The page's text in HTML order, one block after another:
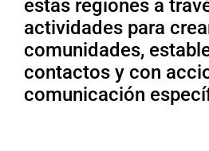
estas regiones a
actividades para
comunidades,
contactos y con
comunicación